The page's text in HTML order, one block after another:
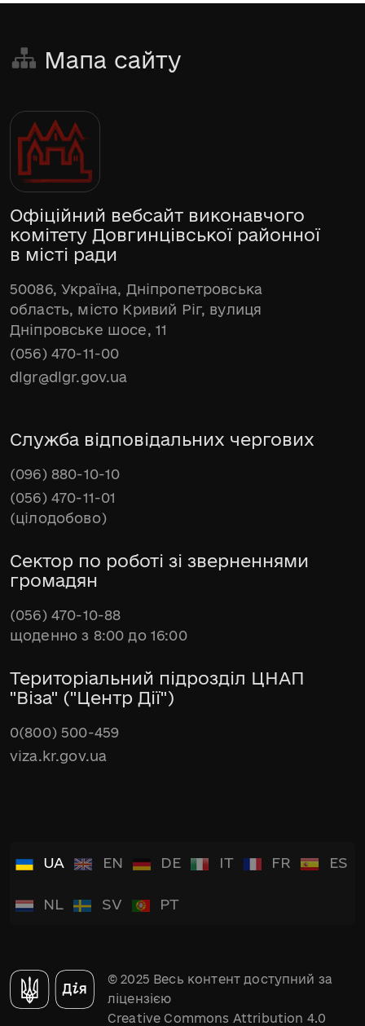
Мапа сайту
Офіційний вебсайт виконавчого
комітету Довгинцівської районної
в місті ради
50086, Україна, Дніпропетровська
область, місто Кривий Ріг, вулиця
Дніпровське шосе, 11
(056) 470-11-00
dlgr@dlgr.gov.ua
Служба відповідальних чергових
(096) 880-10-10
(056) 470-11-01
(цілодобово)
Сектор по роботі зі зверненнями
громадян
(056) 470-10-88
щоденно з 8:00 до 16:00
Територіальний підрозділ ЦНАП
"Віза" ("Центр Дії")
0(800) 500-459
viza.kr.gov.ua
UA EN DE IT FR ES
NL SV PT
© 2025 Весь контент доступний за
ліцензією
Creative Commons Attribution 4.0